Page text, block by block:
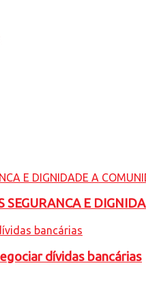
SEGURANCA E
dívidas bancárias